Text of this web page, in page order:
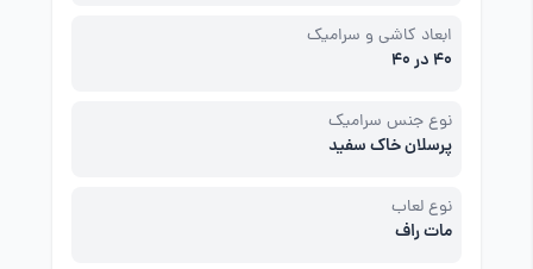
ابعاد کاشی و سرامیک
40 در 40
نوع جنس سرامیک
پرسلان خاک سفید
نوع لعاب
مات راف